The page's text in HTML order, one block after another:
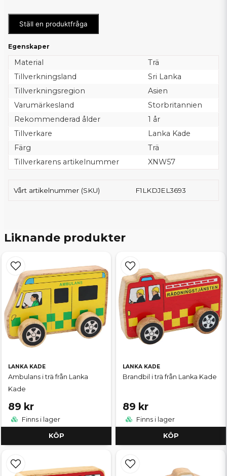
Ställ en produktfråga
Egenskaper
Material
Trä
Tillverkningsland
Sri Lanka
Tillverkningsregion
Asien
Varumärkesland
Storbritannien
Rekommenderad ålder
1 år
Tillverkare
Lanka Kade
Färg
Trä
Tillverkarens artikelnummer
XNW57
Vårt artikelnummer (SKU) F1LKDJEL3693
Liknande produkter
LANKA KADE
Ambulans i trä från Lanka
Kade
89 kr
Finns i lager
KÖP
LANKA KADE
Brandbil i trä från Lanka Kade
89 kr
Finns i lager
KÖP